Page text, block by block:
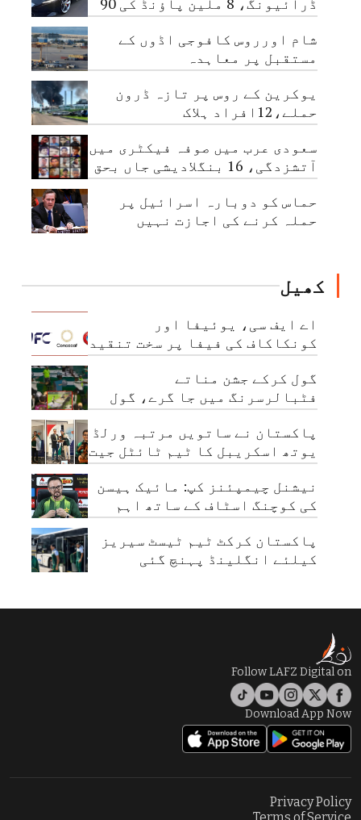
گاڑیاں ضبط
شام اورروس کافوجی اڈوں کے
مستقبل پر معاہدہ
یوکرین کے روس پر تازہ ڈرون
حملے،12افراد ہلاک
سعودی عرب میں صوفہ فیکٹری میں
آتشزدگی، 16 بنگلادیشی جاں بحق
حماس کو دوبارہ اسرائیل پر
حملہ کرنے کی اجازت نہیں
کھیل
اے ایف سی، یوئیفا اور
کونکاکاف کی فیفا پر سخت تنقید
گول کرکے جشن مناتے
فٹبالرسرنگ میں جا گرے، گول
بھی منسوخ
پاکستان نے ساتویں مرتبہ ورلڈ
یوتھ اسکریبل کا ٹیم ٹائٹل جیت
لیا
نیشنل چیمپئنز کپ: مائیک ہیسن
کی کوچنگ اسٹاف کے ساتھ اہم
میٹنگ
پاکستان کرکٹ ٹیم ٹیسٹ سیریز
کیلئے انگلینڈ پہنچ گئی
Follow LAFZ Digital on
Download App Now
Privacy Policy